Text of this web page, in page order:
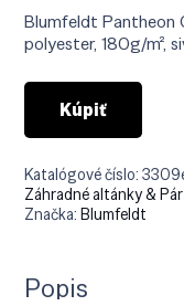
Blumfeldt Pantheon
polyester, 180g/m²,
Kúpiť
Katalógové číslo:
Záhradné altánky &
Značka:Blumfeldt
Popis